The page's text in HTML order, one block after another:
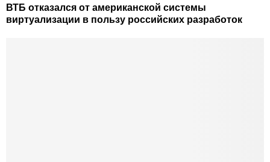
ВТБ отказался от американской системы
виртуализации в пользу российских разработок